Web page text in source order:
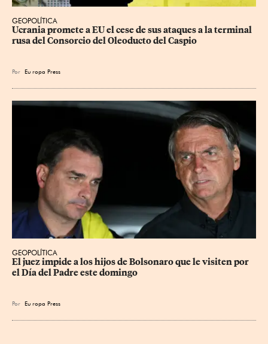
GEOPOLÍTICA
Ucrania promete a EU el cese de sus ataques a la terminal
rusa del Consorcio del Oleoducto del Caspio
Por Eu ropa Press
GEOPOLÍTICA
El juez impide a los hijos de Bolsonaro que le visiten por
el Día del Padre este domingo
Por Eu ropa Press